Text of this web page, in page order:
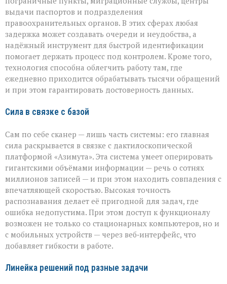
выдачи паспортов и подразделения
правоохранительных органов. В этих сферах любая
задержка может создавать очереди и неудобства, а
надёжный инструмент для быстрой идентификации
помогает держать процесс под контролем. Кроме того,
технология способна облегчить работу там, где
ежедневно приходится обрабатывать тысячи обращений
и при этом гарантировать достоверность данных.
Сила в связке с базой
Сам по себе сканер — лишь часть системы: его главная
сила раскрывается в связке с дактилоскопической
платформой «Азимута». Эта система умеет оперировать
гигантскими объёмами информации — речь о сотнях
миллионов записей — и при этом находить совпадения с
впечатляющей скоростью. Высокая точность
распознавания делает её пригодной для задач, где
ошибка недопустима. При этом доступ к функционалу
возможен не только со стационарных компьютеров, но и
с мобильных устройств — через веб‑интерфейс, что
добавляет гибкости в работе.
Линейка решений под разные задачи